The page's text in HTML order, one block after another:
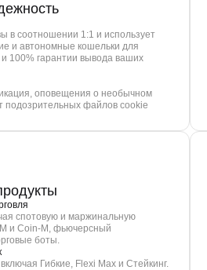
в соотношении 1:1 и использует
и автономные кошельки для
100% гарантии вывода ваших
оповещения о необычном
подозрительных файлов cookie
спотовую и маржинальную
и Coin-M, фьючерсный
боты.
Гибкие, Flexi Max и Стейкинг.